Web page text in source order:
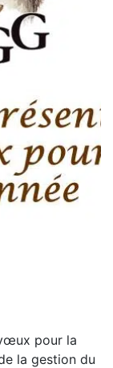
pour la
la gestion du